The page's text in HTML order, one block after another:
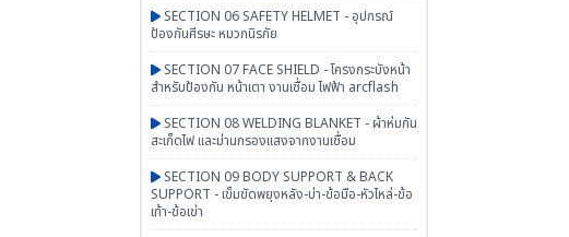
SECTION 06 SAFETY HELMET - อุปกรณ์
ป้องกันศีรษะ หมวกนิรภัย
SECTION 07 FACE SHIELD - โครงกระบังหน้า
สำหรับป้องกัน หน้าเตา งานเชื่อม ไฟฟ้า arcflash
SECTION 08 WELDING BLANKET - ผ้าห่มกัน
สะเก็ดไฟ และม่านกรองแสงจากงานเชื่อม
SECTION 09 BODY SUPPORT & BACK
SUPPORT - เข็มขัดพยุงหลัง-บ่า-ข้อมือ-หัวไหล่-ข้อ
เท้า-ข้อเข่า